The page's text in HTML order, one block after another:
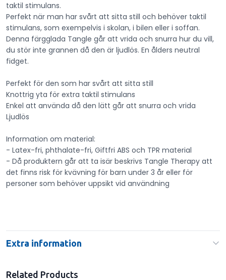
taktil stimulans.
Perfekt när man har svårt att sitta still och behöver taktil
stimulans, som exempelvis i skolan, i bilen eller i soffan.
Denna färgglada Tangle går att vrida och snurra hur du vill,
du stör inte grannen då den är ljudlös. En ålders neutral
fidget.
Perfekt för den som har svårt att sitta still
Knottrig yta för extra taktil stimulans
Enkel att använda då den lätt går att snurra och vrida
Ljudlös
Information om material:
- Latex-fri, phthalate-fri, Giftfri ABS och TPR material
- Då produktern går att ta isär beskrivs Tangle Therapy att
det finns risk för kvävning för barn under 3 år eller för
personer som behöver uppsikt vid användning
Extra information
Related Products